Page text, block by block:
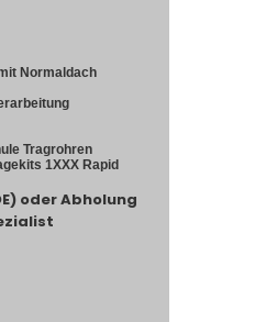
Normaldach
Tragrohren
1XXX Rapid
oder Abholung